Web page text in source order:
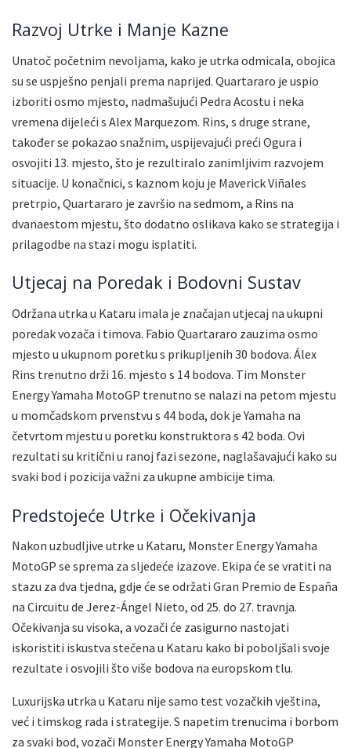
Razvoj Utrke i Manje Kazne
Unatoč početnim nevoljama, kako je utrka odmicala, obojica
su se uspješno penjali prema naprijed. Quartararo je uspio
izboriti osmo mjesto, nadmašujući Pedra Acostu i neka
vremena dijeleći s Alex Marquezom. Rins, s druge strane,
također se pokazao snažnim, uspijevajući preći Ogura i
osvojiti 13. mjesto, što je rezultiralo zanimljivim razvojem
situacije. U konačnici, s kaznom koju je Maverick Viñales
pretrpio, Quartararo je završio na sedmom, a Rins na
dvanaestom mjestu, što dodatno oslikava kako se strategija i
prilagodbe na stazi mogu isplatiti.
Utjecaj na Poredak i Bodovni Sustav
Održana utrka u Kataru imala je značajan utjecaj na ukupni
poredak vozača i timova. Fabio Quartararo zauzima osmo
mjesto u ukupnom poretku s prikupljenih 30 bodova. Álex
Rins trenutno drži 16. mjesto s 14 bodova. Tim Monster
Energy Yamaha MotoGP trenutno se nalazi na petom mjestu
u momčadskom prvenstvu s 44 boda, dok je Yamaha na
četvrtom mjestu u poretku konstruktora s 42 boda. Ovi
rezultati su kritični u ranoj fazi sezone, naglašavajući kako su
svaki bod i pozicija važni za ukupne ambicije tima.
Predstojeće Utrke i Očekivanja
Nakon uzbudljive utrke u Kataru, Monster Energy Yamaha
MotoGP se sprema za sljedeće izazove. Ekipa će se vratiti na
stazu za dva tjedna, gdje će se održati Gran Premio de España
na Circuitu de Jerez-Ángel Nieto, od 25. do 27. travnja.
Očekivanja su visoka, a vozači će zasigurno nastojati
iskoristiti iskustva stečena u Kataru kako bi poboljšali svoje
rezultate i osvojili što više bodova na europskom tlu.
Luxurijska utrka u Kataru nije samo test vozačkih vještina,
već i timskog rada i strategije. S napetim trenucima i borbom
za svaki bod, vozači Monster Energy Yamaha MotoGP